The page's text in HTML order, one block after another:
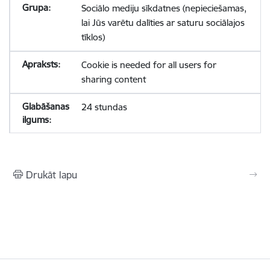
Sociālo mediju sīkdatnes (nepieciešamas,
lai Jūs varētu dalīties ar saturu sociālajos
tīklos)
Cookie is needed for all users for
sharing content
24 stundas
Drukāt lapu